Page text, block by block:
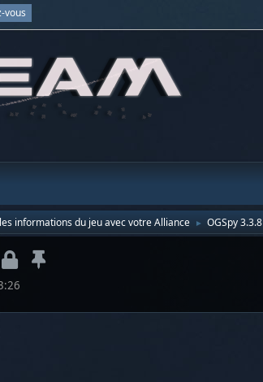
vous
informations du jeu avec votre Alliance ► OGSpy 3.3.8